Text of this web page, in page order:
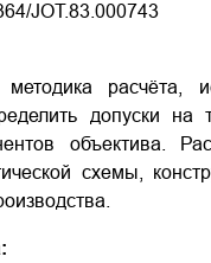
JOT.83.000743
методика расчёта,
допуски на
объектива.
схемы,